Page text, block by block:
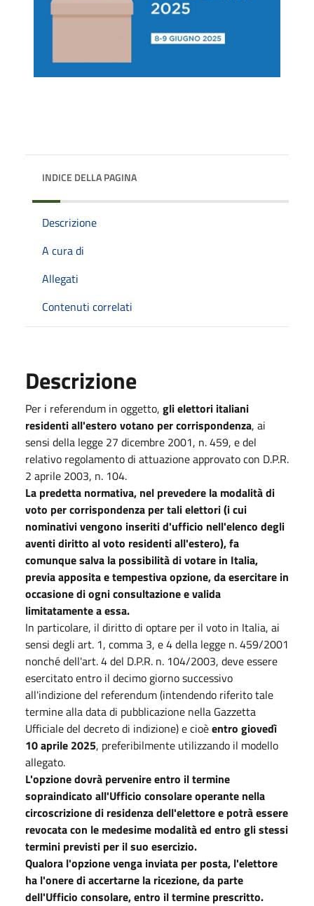
INDICE DELLA PAGINA
Descrizione
A cura di
Allegati
Contenuti correlati
Descrizione
Per i referendum in oggetto, gli elettori italiani
residenti all'estero votano per corrispondenza, ai
sensi della legge 27 dicembre 2001, n. 459, e del
relativo regolamento di attuazione approvato con D.P.R.
2 aprile 2003, n. 104.
La predetta normativa, nel prevedere la modalità di
voto per corrispondenza per tali elettori (i cui
nominativi vengono inseriti d'ufficio nell'elenco degli
aventi diritto al voto residenti all'estero), fa
comunque salva la possibilità di votare in Italia,
previa apposita e tempestiva opzione, da esercitare in
occasione di ogni consultazione e valida
limitatamente a essa.
In particolare, il diritto di optare per il voto in Italia, ai
sensi degli art. 1, comma 3, e 4 della legge n. 459/2001
nonché dell'art. 4 del D.P.R. n. 104/2003, deve essere
esercitato entro il decimo giorno successivo
all'indizione del referendum (intendendo riferito tale
termine alla data di pubblicazione nella Gazzetta
Ufficiale del decreto di indizione) e cioèentro giovedì
10 aprile 2025, preferibilmente utilizzando il modello
allegato.
L'opzione dovrà pervenire entro il termine
sopraindicato all'Ufficio consolare operante nella
circoscrizione di residenza dell'elettore e potrà essere
revocata con le medesime modalità ed entro gli stessi
termini previsti per il suo esercizio.
Qualora l'opzione venga inviata per posta, l'elettore
ha l'onere di accertarne la ricezione, da parte
dell'Ufficio consolare, entro il termine prescritto.